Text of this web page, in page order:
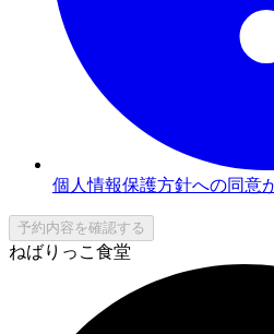
個人情報保護方針への同意
予約内容を確認する
ねばりっこ食堂